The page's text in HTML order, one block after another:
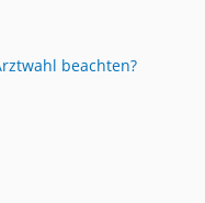
beachten?